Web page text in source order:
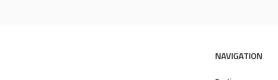
NAVIGATION